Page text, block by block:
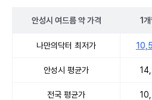
안성시 여드름 약가격 1
나만의닥터 최저가
안성시 평균가
전국 평균가